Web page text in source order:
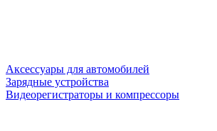
Аксессуары для автомобилей
Зарядные устройства
Видеорегистраторы и компрессоры